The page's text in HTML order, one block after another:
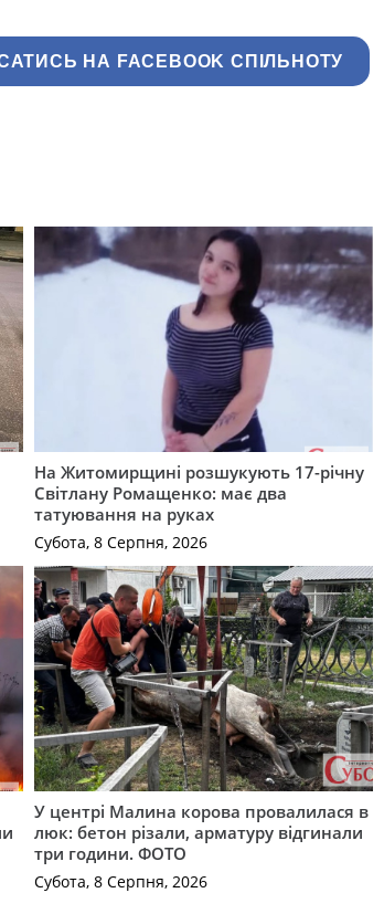
НА FACEBOOK СПІЛЬНОТУ
На Житомирщині розшукують 17-річну
Світлану Ромащенко: має два
татуювання на руках
Субота, 8 Серпня, 2026
У центрі Малина корова провалилася в
люк: бетон різали, арматуру відгинали
три години. ФОТО
Субота, 8 Серпня, 2026